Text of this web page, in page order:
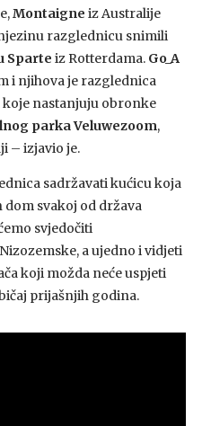
Montaigne iz Australije
razglednicu snimili
Sparte iz Rotterdama. Go_A
i njihova je razglednica
koje nastanjuju obronke
parka Veluwezoom,
– izjavio je.
sadržavati kućicu koja
dom svakoj od država
svjedočiti
a ujedno i vidjeti
koji možda neće uspjeti
prijašnjih godina.